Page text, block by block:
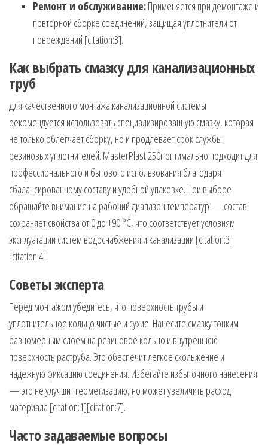
Ремонт и обслуживание:Применяется при демонтаже и
повторной сборке соединений, защищая уплотнители от
повреждений [citation:3].
Как выбрать смазку для канализационных
труб
Для качественного монтажа канализационной системы
рекомендуется использовать специализированную смазку, которая
не только облегчает сборку, но и продлевает срок службы
резиновых уплотнителей. MasterPlast 250г оптимально подходит для
профессионального и бытового использования благодаря
сбалансированному составу и удобной упаковке. При выборе
обращайте внимание на рабочий диапазон температур — состав
сохраняет свойства от 0 до +90 °C, что соответствует условиям
эксплуатации систем водоснабжения и канализации [citation:3]
[citation:4].
Советы эксперта
Перед монтажом убедитесь, что поверхность трубы и
уплотнительное кольцо чистые и сухие. Нанесите смазку тонким
равномерным слоем на резиновое кольцо и внутреннюю
поверхность раструба. Это обеспечит легкое скольжение и
надежную фиксацию соединения. Избегайте избыточного нанесения
— это не улучшит герметизацию, но может увеличить расход
материала [citation:1][citation:7].
Часто задаваемые вопросы